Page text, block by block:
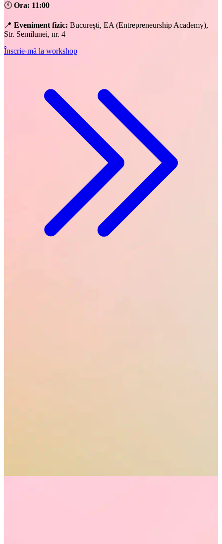
🕚 Ora: 11:00
📍 Eveniment fizic: București, EA (Entrepreneurship Academy),
Str. Semilunei, nr. 4
Înscrie-mă la workshop